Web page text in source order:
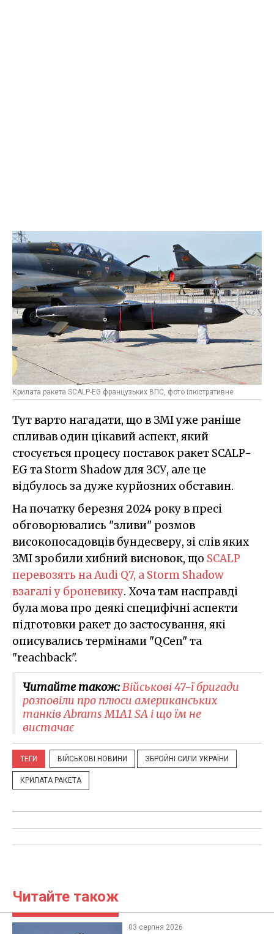
Крилата ракета SCALP-EG французьких ВПС, фото ілюстративне
Тут варто нагадати, що в ЗМІ уже раніше
спливав один цікавий аспект, який
стосується процесу поставок ракет SCALP-
EG та Storm Shadow для ЗСУ, але це
відбулось за дуже курйозних обставин.
На початку березня 2024 року в пресі
обговорювались "зливи" розмов
високопосадовців бундесверу, зі слів яких
ЗМІ зробили хибний висновок, що SCALP
перевозять на Audi Q7, а Storm Shadow
взагалі у броневику. Хоча там насправді
була мова про деякі специфічні аспекти
підготовки ракет до застосування, які
описувались термінами "QCen" та
"reachback".
Читайте також:Військові 47-ї бригади
розповіли про плюси американських
танків Abrams M1A1 SA і що їм не
вистачає
ТЕГИ ВІЙСЬКОВІ НОВИНИ ЗБРОЙНІ СИЛИ УКРАЇНИ
КРИЛАТА РАКЕТА
Читайте також
03 серпня 2026